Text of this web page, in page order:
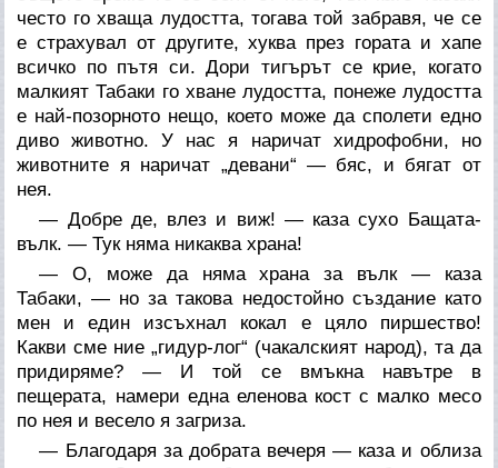
често го хваща лудостта, тогава той забравя, че се
е страхувал от другите, хуква през гората и хапе
всичко по пътя си. Дори тигърът се крие, когато
малкият Табаки го хване лудостта, понеже лудостта
е най-позорното нещо, което може да сполети едно
диво животно. У нас я наричат хидрофобни, но
животните я наричат „девани“ — бяс, и бягат от
нея.
— Добре де, влез и виж! — каза сухо Бащата-
вълк. — Тук няма никаква храна!
— О, може да няма храна за вълк — каза
Табаки, — но за такова недостойно създание като
мен и един изсъхнал кокал е цяло пиршество!
Какви сме ние „гидур-лог“ (чакалският народ), та да
придиряме? — И той се вмъкна навътре в
пещерата, намери една еленова кост с малко месо
по нея и весело я загриза.
— Благодаря за добрата вечеря — каза и облиза